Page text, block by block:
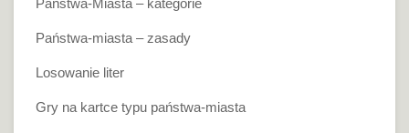
Państwa-Miasta – kategorie
Państwa-miasta – zasady
Losowanie liter
Gry na kartce typu państwa-miasta